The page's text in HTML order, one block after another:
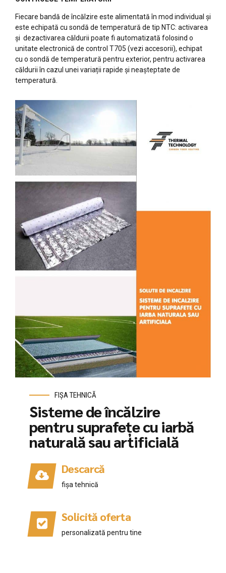
Fiecare bandă de încălzire este alimentată în mod individual și
este echipată cu sondă de temperatură de tip NTC: activarea
și dezactivarea căldurii poate fi automatizată folosind o
unitate electronică de control T705 (vezi accesorii), echipat
cu o sondă de temperatură pentru exterior, pentru activarea
căldurii în cazul unei variații rapide și neașteptate de
temperatură.
FIȘA TEHNICĂ
Sisteme de încălzire
pentru suprafețe cu iarbă
naturală sau artificială
Descarcă
fișa tehnică
Solicită oferta
personalizată pentru tine